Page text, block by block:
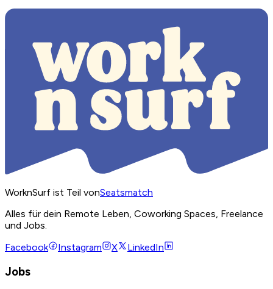
WorknSurf ist Teil vonSeatsmatch
Alles für dein Remote Leben, Coworking Spaces, Freelance
und Jobs.
Facebook
Instagram X LinkedIn
Jobs